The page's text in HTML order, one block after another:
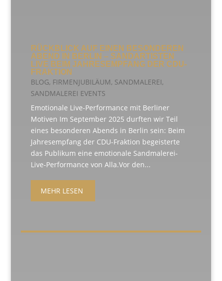
RÜCKBLICK AUF EINEN BESONDEREN
ABEND IN BERLIN – SANDARTISTEN
LIVE BEIM JAHRESEMPFANG DER CDU-
FRAKTION
BLOG, FIRMENJUBILÄUM, SANDMALEREI,
SANDMALEREI EVENTS
Emotionale Live-Performance mit Berliner
Motiven Im September 2025 durften wir Teil
eines besonderen Abends in Berlin sein: Beim
Jahresempfang der CDU-Fraktion begeisterte
das Publikum eine emotionale Sandmalerei-
Live-Performance von Alla.Vor den...
MEHR LESEN